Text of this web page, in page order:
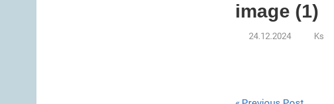
image (1)
24.12.2024 Ks